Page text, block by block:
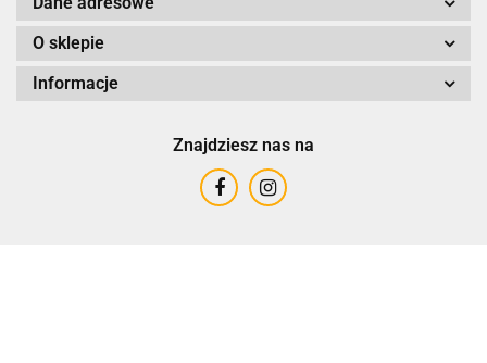
O sklepie
Informacje
Znajdziesz nas na